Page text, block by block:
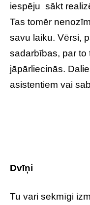
iespēju sākt
Tas tomēr
savu laiku. Vērsi,
sadarbības, par to
jāpārliecinās.
asistentiem vai
Dvīņi
Tu vari sekmīgi